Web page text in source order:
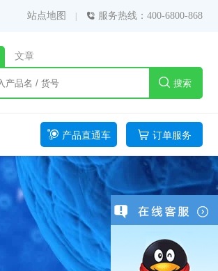
站点地图 服务热线：400-6800-868
文章
搜索
产品直通车 订单服务